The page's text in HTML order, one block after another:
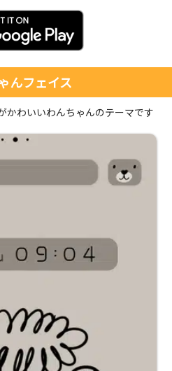
んフェイス
かわいいわんちゃんのテーマです